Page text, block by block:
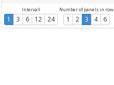
Intervall
1 3 6 12 24
Number of panels in row
1 2 3 4 6